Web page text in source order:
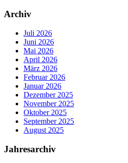
Archiv
Juli 2026
Juni 2026
Mai 2026
April 2026
März 2026
Februar 2026
Januar 2026
Dezember 2025
November 2025
Oktober 2025
September 2025
August 2025
Jahresarchiv